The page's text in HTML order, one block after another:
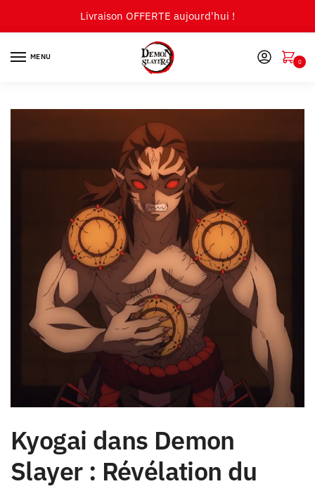
Livraison OFFERTE aujourd'hui !
MENU
0
Kyogai dans Demon
Slayer : Révélation du